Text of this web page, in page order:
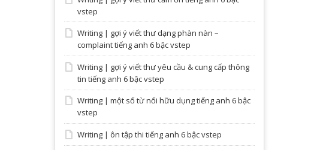
vstep
Writing | gợi ý viết thư dạng phàn nàn –
complaint tiếng anh 6 bậc vstep
Writing | gợi ý viết thư yêu cầu & cung cấp thông
tin tiếng anh 6 bậc vstep
Writing | một số từ nối hữu dụng tiếng anh 6 bậc
vstep
Writing | ôn tập thi tiếng anh 6 bậc vstep